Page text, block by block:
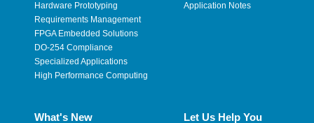
Hardware Prototyping
Requirements Management
FPGA Embedded Solutions
DO-254 Compliance
Specialized Applications
High Performance Computing
Application Notes
What's New Let Us Help You